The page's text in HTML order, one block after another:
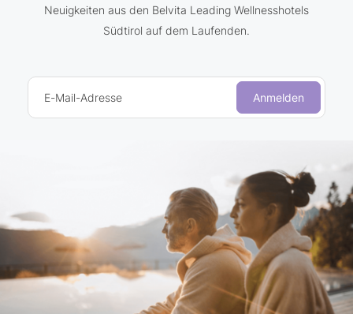
Neuigkeiten aus den Belvita Leading Wellnesshotels
Südtirol auf dem Laufenden.
E-Mail-Adresse Anmelden